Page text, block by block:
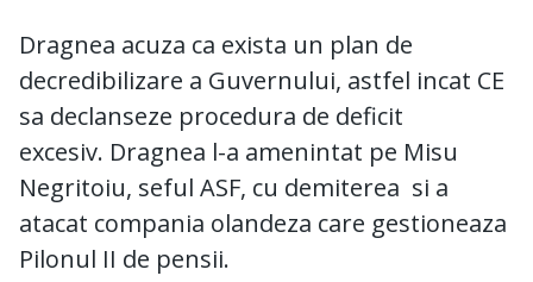
Dragnea acuza ca exista un plan de
decredibilizare a Guvernului, astfel incat CE
sa declanseze procedura de deficit
excesiv. Dragnea l-a amenintat pe Misu
Negritoiu, seful ASF, cu demiterea si a
atacat compania olandeza care gestioneaza
Pilonul II de pensii.